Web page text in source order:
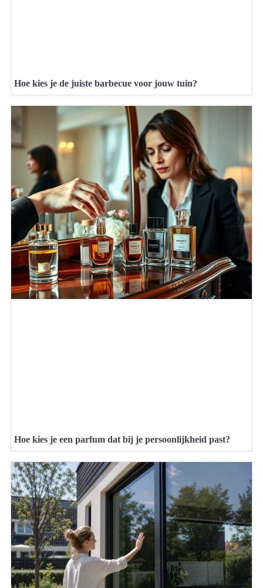
Hoe kies je de juiste barbecue voor jouw tuin?
Hoe kies je een parfum dat bij je persoonlijkheid past?